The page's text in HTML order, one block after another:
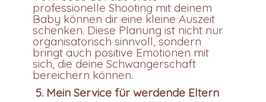
professionelle Shooting mit deinem
Baby können dir eine kleine Auszeit
schenken. Diese Planung ist nicht nur
organisatorisch sinnvoll, sondern
bringt auch positive Emotionen mit
sich, die deine Schwangerschaft
bereichern können.
5. Mein Service für werdende Eltern